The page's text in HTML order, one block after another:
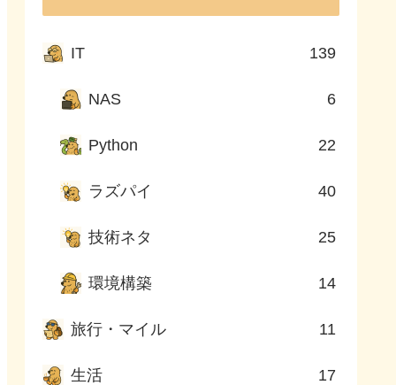
IT 139
NAS 6
Python 22
ラズパイ 40
技術ネタ 25
環境構築 14
旅行・マイル 11
生活 17